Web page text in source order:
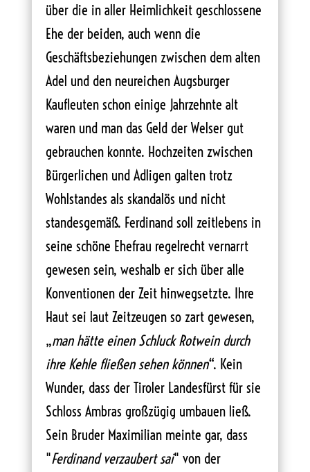
über die in aller Heimlichkeit geschlossene
Ehe der beiden, auch wenn die
Geschäftsbeziehungen zwischen dem alten
Adel und den neureichen Augsburger
Kaufleuten schon einige Jahrzehnte alt
waren und man das Geld der Welser gut
gebrauchen konnte. Hochzeiten zwischen
Bürgerlichen und Adligen galten trotz
Wohlstandes als skandalös und nicht
standesgemäß. Ferdinand soll zeitlebens in
seine schöne Ehefrau regelrecht vernarrt
gewesen sein, weshalb er sich über alle
Konventionen der Zeit hinwegsetzte. Ihre
Haut sei laut Zeitzeugen so zart gewesen,
„man hätte einen Schluck Rotwein durch
ihre Kehle fließen sehen können“. Kein
Wunder, dass der Tiroler Landesfürst für sie
Schloss Ambras großzügig umbauen ließ.
Sein Bruder Maximilian meinte gar, dass
"Ferdinand verzaubert sai" von der